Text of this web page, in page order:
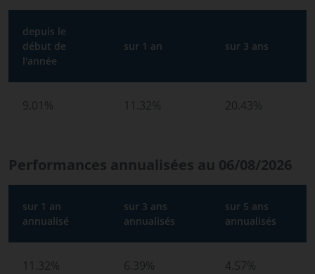
depuis le
début de
l'année
sur 1 an sur 3 ans
9.01% 11.32% 20.43%
Performances annualisées au 06/08/2026
sur 1 an
annualisé
sur 3 ans
annualisés
sur 5 ans
annualisés
11.32% 6.39% 4.57%